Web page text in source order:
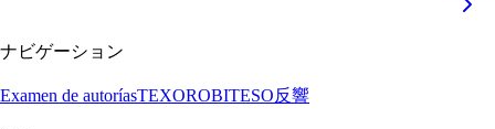
ナビゲーション
Examen de autoríasTEXOROBITESO反響